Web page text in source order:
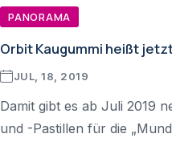
PANORAMA
Orbit Kaugummi heißt
JUL, 18, 2019
Damit gibt es ab Juli 2019
und -Pastillen für die